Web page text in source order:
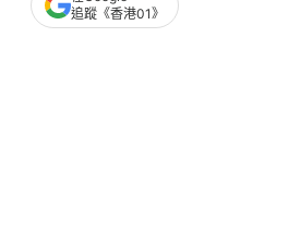
追蹤《香港01》